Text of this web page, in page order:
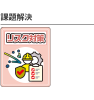
課題解決